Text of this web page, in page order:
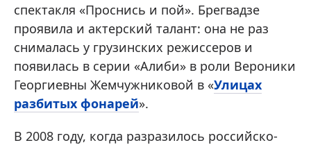
спектакля «Проснись и пой». Брегвадзе
проявила и актерский талант: она не раз
снималась у грузинских режиссеров и
появилась в серии «Алиби» в роли Вероники
Георгиевны Жемчужниковой в «Улицах
разбитых фонарей».
В 2008 году, когда разразилось российско-